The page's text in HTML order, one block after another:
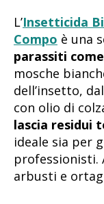
L’Insetticida
Compo è una
parassiti
mosche
dell’insetto,
con olio di
lascia residui
ideale sia per
arbusti e